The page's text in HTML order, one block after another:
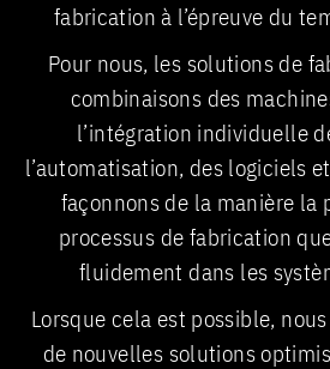
fabrication à l’épreuve du
Pour nous, les solutions de
combinaisons des
l’intégration individuelle
l’automatisation, des logiciels
façonnons de la manière la
processus de fabrication
fluidement dans les
Lorsque cela est possible,
de nouvelles solutions